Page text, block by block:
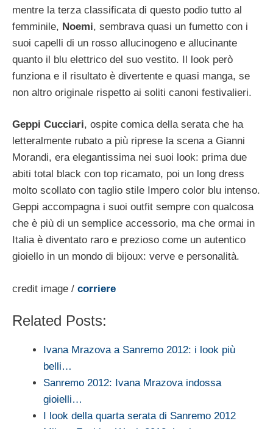
mentre la terza classificata di questo podio tutto al
femminile, Noemi, sembrava quasi un fumetto con i
suoi capelli di un rosso allucinogeno e allucinante
quanto il blu elettrico del suo vestito. Il look però
funziona e il risultato è divertente e quasi manga, se
non altro originale rispetto ai soliti canoni festivalieri.
Geppi Cucciari, ospite comica della serata che ha
letteralmente rubato a più riprese la scena a Gianni
Morandi, era elegantissima nei suoi look: prima due
abiti total black con top ricamato, poi un long dress
molto scollato con taglio stile Impero color blu intenso.
Geppi accompagna i suoi outfit sempre con qualcosa
che è più di un semplice accessorio, ma che ormai in
Italia è diventato raro e prezioso come un autentico
gioiello in un mondo di bijoux: verve e personalità.
credit image / corriere
Related Posts:
Ivana Mrazova a Sanremo 2012: i look più
belli…
Sanremo 2012: Ivana Mrazova indossa
gioielli…
I look della quarta serata di Sanremo 2012